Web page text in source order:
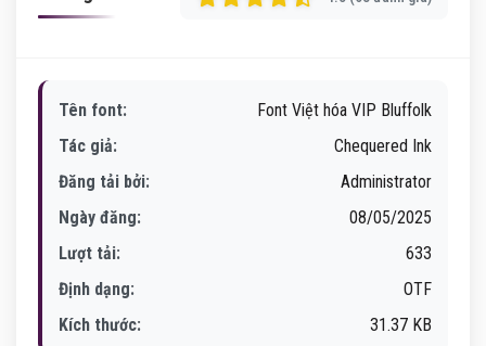
Tên font:
Font Việt hóa VIP Bluffolk
Tác giả:
Chequered Ink
Đăng tải bởi:
Administrator
Ngày đăng:
08/05/2025
Lượt tải:
633
Định dạng:
OTF
Kích thước:
31.37 KB